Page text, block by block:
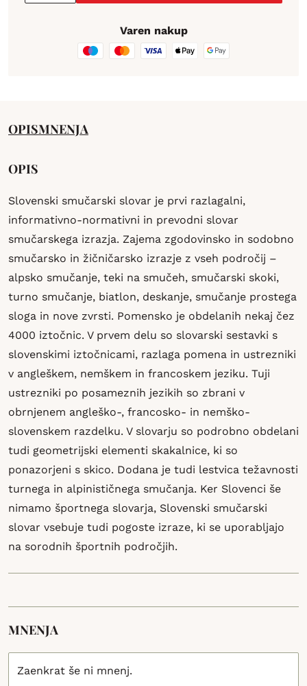
Varen nakup
OPISMNENJA
OPIS
Slovenski smučarski slovar je prvi razlagalni,
informativno-normativni in prevodni slovar
smučarskega izrazja. Zajema zgodovinsko in sodobno
smučarsko in žičničarsko izrazje z vseh področij –
alpsko smučanje, teki na smučeh, smučarski skoki,
turno smučanje, biatlon, deskanje, smučanje prostega
sloga in nove zvrsti. Pomensko je obdelanih nekaj čez
4000 iztočnic. V prvem delu so slovarski sestavki s
slovenskimi iztočnicami, razlaga pomena in ustrezniki
v angleškem, nemškem in francoskem jeziku. Tuji
ustrezniki po posameznih jezikih so zbrani v
obrnjenem angleško-, francosko- in nemško-
slovenskem razdelku. V slovarju so podrobno obdelani
tudi geometrijski elementi skakalnice, ki so
ponazorjeni s skico. Dodana je tudi lestvica težavnosti
turnega in alpinističnega smučanja. Ker Slovenci še
nimamo športnega slovarja, Slovenski smučarski
slovar vsebuje tudi pogoste izraze, ki se uporabljajo
na sorodnih športnih področjih.
MNENJA
Zaenkrat še ni mnenj.